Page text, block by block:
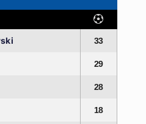
33
29
28
18